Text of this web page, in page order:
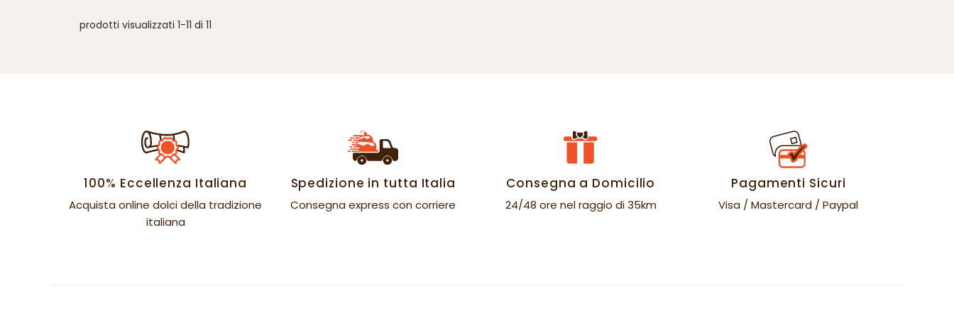
prodotti visualizzati 1-11 di 11
100% Eccellenza Italiana
Acquista online dolci della tradizione
italiana
Spedizione in tutta Italia
Consegna express con corriere
Consegna a Domicilio
24/48 ore nel raggio di 35km
Pagamenti Sicuri
Visa / Mastercard / Paypal